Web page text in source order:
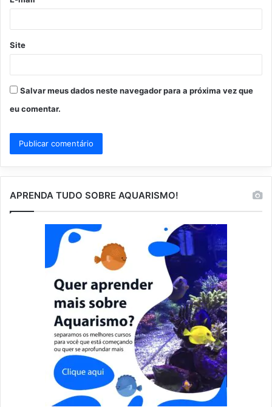
*
Site
Salvar meus dados neste navegador para a próxima vez que
eu comentar.
APRENDA TUDO SOBRE AQUARISMO!